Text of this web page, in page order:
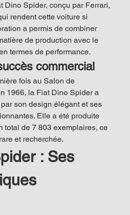
Dino Spider, conçu par Ferrari,
rendent cette voiture si
a permis de combiner
de production avec le
termes de performance.
commercial
fois au Salon de
1966, la Fiat Dino Spider a
son design élégant et ses
Elle a été produite
total de 7 803 exemplaires, ce
et recherchée.
: Ses